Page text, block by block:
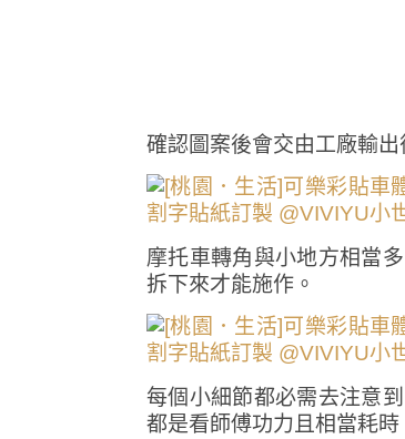
確認圖案後會交由工廠輸
摩托車轉角與小地方相當
拆下來才能施作。
每個小細節都必需去注意
都是看師傅功力且相當耗時